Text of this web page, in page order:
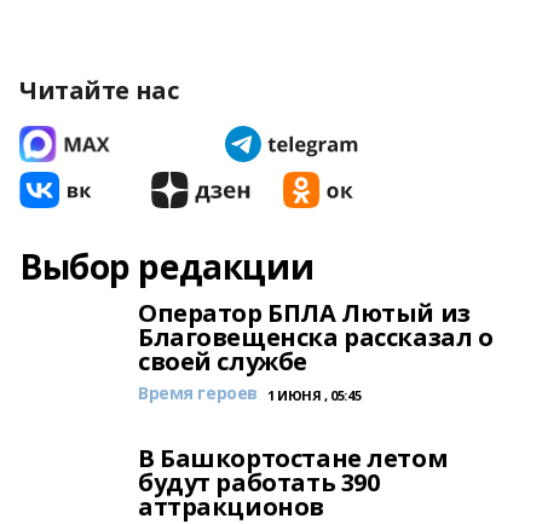
Читайте нас
Выбор редакции
Оператор БПЛА Лютый из
Благовещенска рассказал о
своей службе
Время героев 1 ИЮНЯ , 05:45
В Башкортостане летом
будут работать 390
аттракционов